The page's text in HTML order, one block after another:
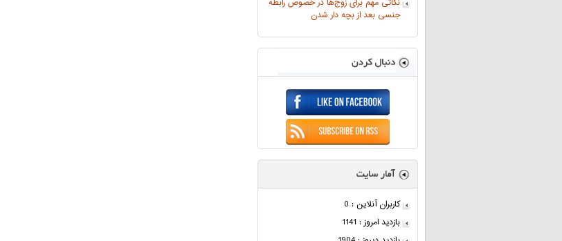
نکاتی مهم برای زوج‌ها در خصوص رابطه
جنسی بعد از بچه دار شدن
کاربران آنلاین : 0
بازدید امروز : 1141